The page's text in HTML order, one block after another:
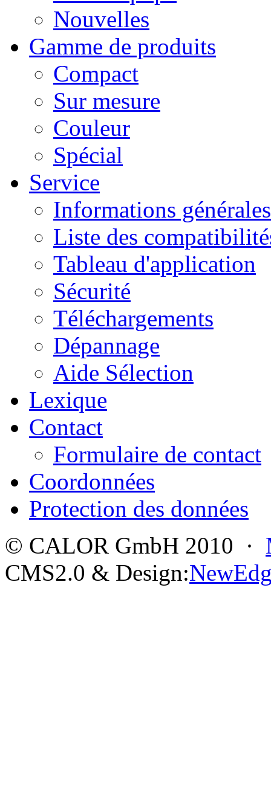
Nouvelles
Gamme de produits
Compact
Sur mesure
Couleur
Spécial
Service
Informations
Liste des
Tableau d'application
Sécurité
Téléchargements
Dépannage
Aide Sélection
Lexique
Contact
Formulaire de contact
Coordonnées
Protection des données
© CALOR GmbH 2010 ·
CMS2.0 & Design: